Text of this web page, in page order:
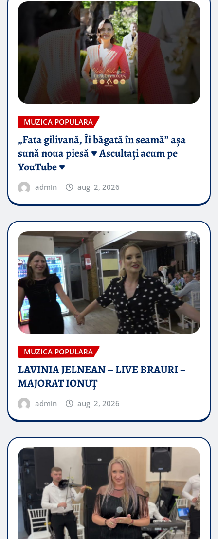
MUZICA POPULARA
„Fata gilivană, Îi băgată în seamă” așa
sună noua piesă ♥️ Ascultați acum pe
YouTube ♥️
admin aug. 2, 2026
MUZICA POPULARA
LAVINIA JELNEAN – LIVE BRAURI –
MAJORAT IONUŢ
admin aug. 2, 2026